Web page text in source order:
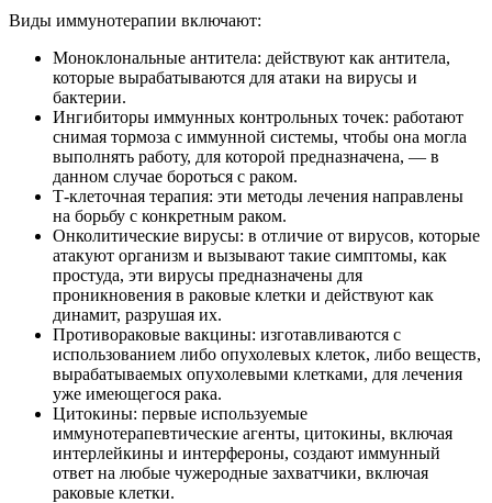
Виды иммунотерапии включают:
Моноклональные антитела: действуют как антитела,
которые вырабатываются для атаки на вирусы и
бактерии.
Ингибиторы иммунных контрольных точек: работают
снимая тормоза с иммунной системы, чтобы она могла
выполнять работу, для которой предназначена, — в
данном случае бороться с раком.
Т-клеточная терапия: эти методы лечения направлены
на борьбу с конкретным раком.
Онколитические вирусы: в отличие от вирусов, которые
атакуют организм и вызывают такие симптомы, как
простуда, эти вирусы предназначены для
проникновения в раковые клетки и действуют как
динамит, разрушая их.
Противораковые вакцины: изготавливаются с
использованием либо опухолевых клеток, либо веществ,
вырабатываемых опухолевыми клетками, для лечения
уже имеющегося рака.
Цитокины: первые используемые
иммунотерапевтические агенты, цитокины, включая
интерлейкины и интерфероны, создают иммунный
ответ на любые чужеродные захватчики, включая
раковые клетки.